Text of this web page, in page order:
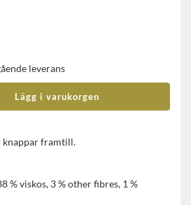
leverans
Lägg i varukorgen
knappar framtill.
% viskos, 3 % other fibres, 1 %